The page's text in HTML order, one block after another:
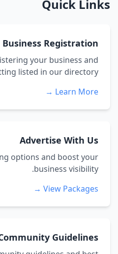
Quick Links
Business Registration
your business and
listed in our directory.
Learn More →
Advertise With Us
options and boost your
business visibility.
View Packages →
Guidelines